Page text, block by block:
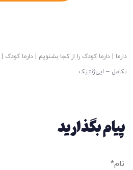
دارما دارما کودک را از کجا بشنویم دارما کودک
تکامل – اپی‌ژنتیک
پیام بگذارید